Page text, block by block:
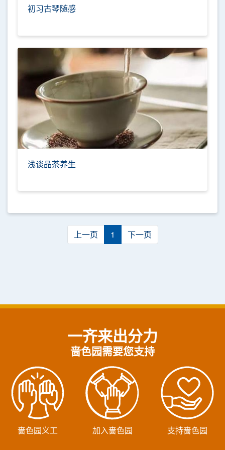
初习古琴随感
浅谈品茶养生
上一页 1 下一页
一齐来出分力
啬色园需要您支持
啬色园义工 加入啬色园 支持啬色园